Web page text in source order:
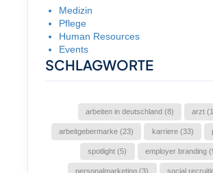
Medizin
Pflege
Human Resources
Events
SCHLAGWORTE
arbeiten in deutschland (8) arzt
arbeitgebermarke (23) karriere (33)
spotlight (5) employer branding
personalmarketing (3) social